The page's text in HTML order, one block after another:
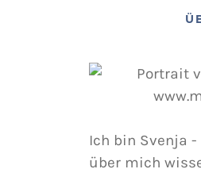
Ich bin Svenja
über mich